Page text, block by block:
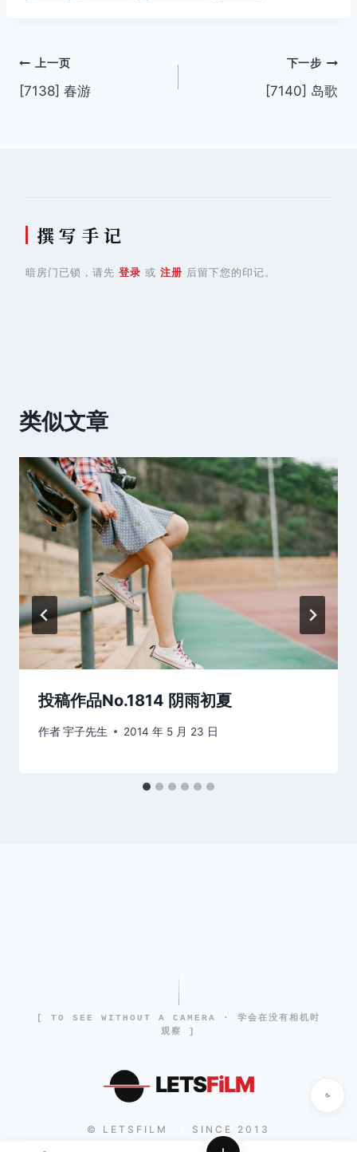
文
章
上一页
[7138] 春游
下一步
[7140] 岛歌
撰 写 手 记
暗房门已锁，请先 登录 或 注册 后留下您的印记。
类似文章
投稿作品No.1814 阴雨初夏
作者宇子先生 2014 年 5 月 23 日
[ TO SEE WITHOUT A CAMERA · 学会在没有相机时
观察 ]
LETSFiLM
© LETSFILM SINCE 2013